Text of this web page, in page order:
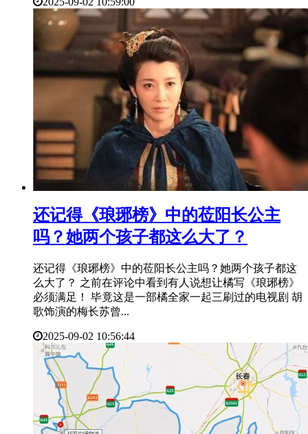
​还记得《琅琊榜》中的莅阳长公主
吗？她两个孩子都这么大了？
还记得《琅琊榜》中的莅阳长公主吗？她两个孩子都这
么大了？ 之前在评论中看到有人说想让橘写《琅琊榜》
必须满足！ 毕竟这是一部橘全家一起三刷过的电视剧 胡
歌饰演的梅长苏曾...
2025-09-02 10:56:44